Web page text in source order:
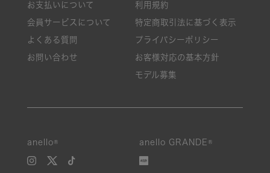
お支払いについて
会員サービスについて
よくある質問
お問い合わせ
利用規約
特定商取引法に基づく表示
プライバシーポリシー
お客様対応の基本方針
モデル募集
anello® anello GRANDE®